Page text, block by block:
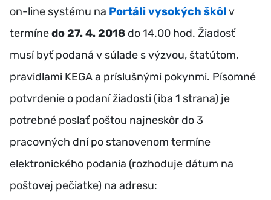
on-line systému na Portáli vysokých škôlv
termínedo 27. 4. 2018 do 14.00 hod. Žiadosť
musí byť podaná v súlade s výzvou, štatútom,
pravidlami KEGA a príslušnými pokynmi. Písomné
potvrdenie o podaní žiadosti (iba 1 strana) je
potrebné poslať poštou najneskôr do 3
pracovných dní po stanovenom termíne
elektronického podania (rozhoduje dátum na
poštovej pečiatke) na adresu: